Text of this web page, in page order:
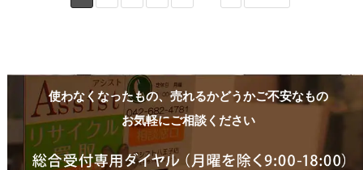
使わなくなったもの、売れるかどうかご不安なもの
お気軽にご相談ください